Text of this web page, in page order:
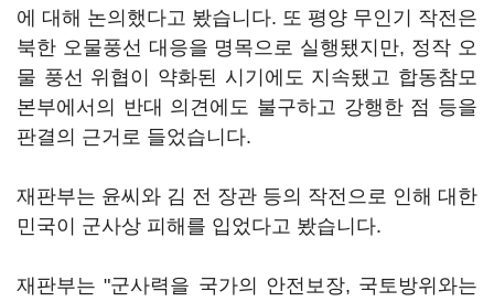
에 대해 논의했다고 봤습니다. 또 평양 무인기 작전은
북한 오물풍선 대응을 명목으로 실행됐지만, 정작 오
물 풍선 위협이 약화된 시기에도 지속됐고 합동참모
본부에서의 반대 의견에도 불구하고 강행한 점 등을
판결의 근거로 들었습니다.
재판부는 윤씨와 김 전 장관 등의 작전으로 인해 대한
민국이 군사상 피해를 입었다고 봤습니다.
재판부는 "군사력을 국가의 안전보장, 국토방위와는